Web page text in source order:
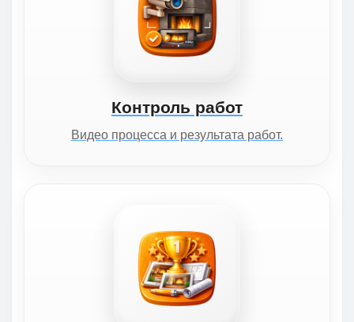
Контроль работ
Видео процесса и результата работ.